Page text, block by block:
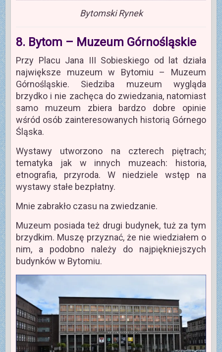
Bytomski Rynek
8. Bytom – Muzeum Górnośląskie
Przy Placu Jana III Sobieskiego od lat działa
największe muzeum w Bytomiu – Muzeum
Górnośląskie. Siedziba muzeum wygląda
brzydko i nie zachęca do zwiedzania, natomiast
samo muzeum zbiera bardzo dobre opinie
wśród osób zainteresowanych historią Górnego
Śląska.
Wystawy utworzono na czterech piętrach;
tematyka jak w innych muzeach: historia,
etnografia, przyroda. W niedziele wstęp na
wystawy stałe bezpłatny.
Mnie zabrakło czasu na zwiedzanie.
Muzeum posiada też drugi budynek, tuż za tym
brzydkim. Muszę przyznać, że nie wiedziałem o
nim, a podobno należy do najpiękniejszych
budynków w Bytomiu.